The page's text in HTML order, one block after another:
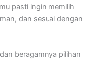
pasti ingin memilih
dan sesuai dengan
beragamnya pilihan